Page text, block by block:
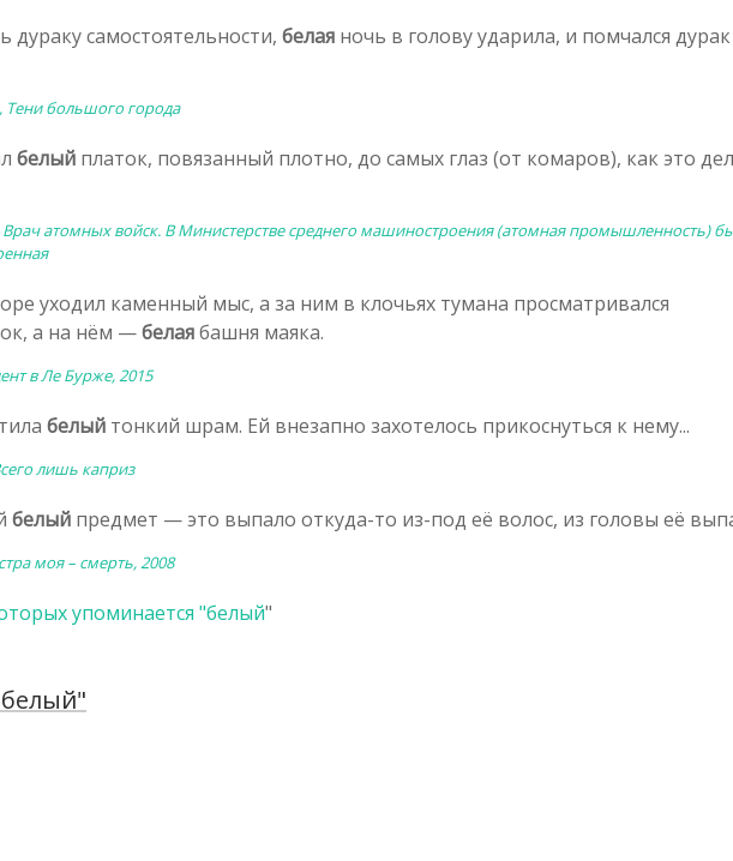
дураку самостоятельности, белая ночь в голову ударила, и помчался
Тени большого города
белый платок, повязанный плотно, до самых глаз (от комаров), как это
атомных войск. В Министерстве среднего машиностроения (атомная промышленность)
уходил каменный мыс, а за ним в клочьях тумана просматривался
а на нём —белаябашня маяка.
в Ле Бурже, 2015
белый тонкий шрам. Ей внезапно захотелось прикоснуться к нему...
лишь каприз
белый предмет — это выпало откуда-то из-под её волос, из головы её
моя – смерть, 2008
упоминается "белый"